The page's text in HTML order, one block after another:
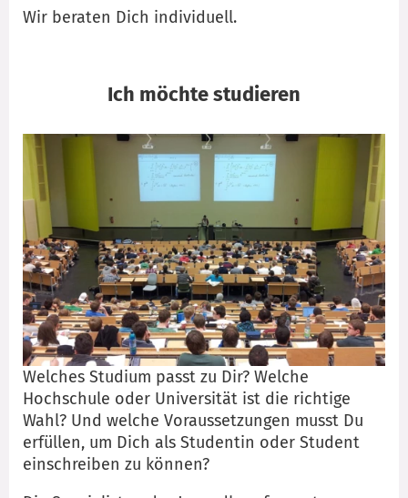
Wir beraten Dich individuell.
Ich möchte studieren
Welches Studium passt zu Dir? Welche
Hochschule oder Universität ist die richtige
Wahl? Und welche Voraussetzungen musst Du
erfüllen, um Dich als Studentin oder Student
einschreiben zu können?